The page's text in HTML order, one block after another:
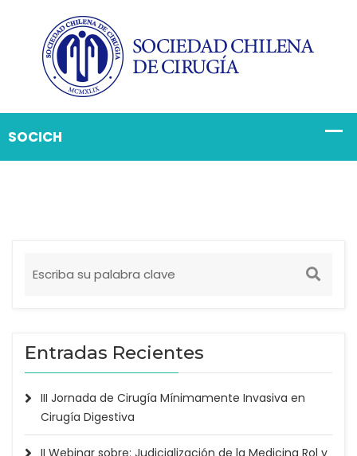
Entradas Recientes
III Jornada de Cirugía Mínimamente Invasiva en
Cirugía Digestiva
II Webinar sobre: Judicialización de la Medicina Rol y